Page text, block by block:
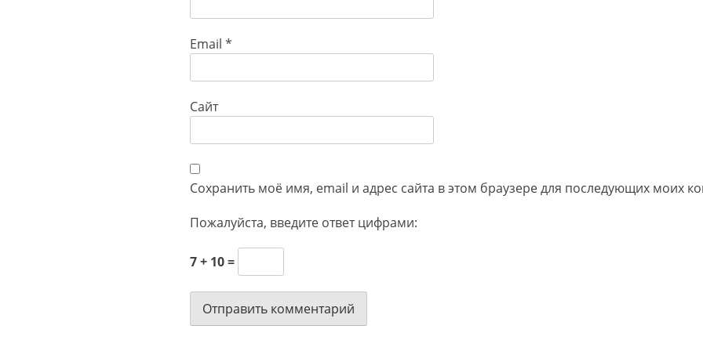
Email *
Сайт
Сохранить моё имя, email и адрес сайта в этом браузере для последующих моих
Пожалуйста, введите ответ цифрами:
7 + 10 =